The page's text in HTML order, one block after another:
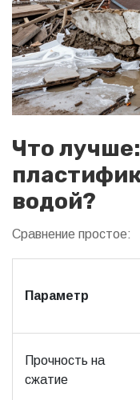
Что
водой?
Сравнение простое:
Параметр
Прочность на
сжатие